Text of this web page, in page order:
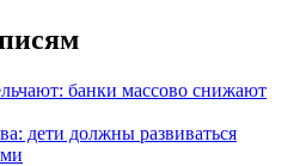
банки массово снижают
дети должны развиваться